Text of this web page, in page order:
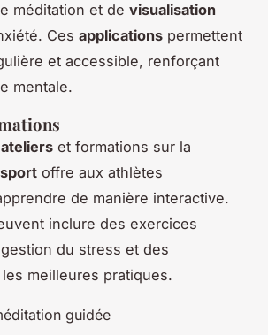
méditation et de visualisation
Ces applications permettent
et accessible, renforçant
mentale.
ateliers et formations sur la
offre aux athlètes
de manière interactive.
inclure des exercices
du stress et des
meilleures pratiques.
guidée